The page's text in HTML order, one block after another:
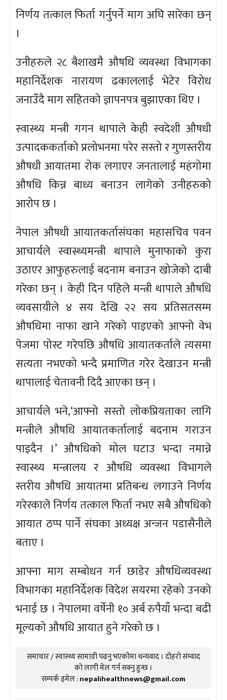
निर्णय तत्काल फिर्ता गर्नुपर्ने माग अघि सारेका छन्
।
उनीहरुले २८ बैशाखमै औषधि व्यवस्था विभागका
महानिर्देशक नारायण ढकाललाई भेटेर विरोध
जनाउँदै माग सहितको ज्ञापनपत्र बुझाएका थिए ।
स्वास्थ्य मन्त्री गगन थापाले केही स्वदेशी औषधी
उत्पादककर्ताको प्रलोभनमा परेर सस्तो र गुणस्तरीय
औषधी आयातमा रोक लगाएर जनतालाई महंगोमा
औषधि किन्न बाध्य बनाउन लागेको उनीहरुको
आरोप छ ।
नेपाल औषधी आयातकर्तासंघका महासचिव पवन
आचार्यले स्वास्थ्यमन्त्री थापाले मुनाफाको कुरा
उठाएर आफुहरुलाई बदनाम बनाउन खोजेको दाबी
गरेका छन् । केही दिन पहिले मन्त्री थापाले औषधि
व्यवसायीले ४ सय देखि २२ सय प्रतिसतसम्म
औषधिमा नाफा खाने गरेको पाइएको आफ्नो वेभ
पेजमा पोस्ट गरेपछि औषधि आयातकर्ताले त्यसमा
सत्यता नभएको भन्दै प्रमाणित गरेर देखाउन मन्त्री
थापालाई चेतावनी दिदै आएका छन् ।
आचार्यले भने,‘आफ्नो सस्तो लोकप्रियताका लागि
मन्त्रीले औषधि आयातकर्तालाई बदनाम गराउन
पाइदैन ।’ औषधिको मोल घटाउ भन्दा नमान्ने
स्वास्थ्य मन्त्रालय र औषधि व्यवस्था विभागले
स्तरीय औषधि आयातमा प्रतिबन्ध लगाउने निर्णय
गरेरकाले निर्णय तत्काल फिर्ता नभए सबै औषधिको
आयात ठप्प पार्ने संघका अध्यक्ष अन्जन पडासैनीले
बताए ।
आफ्ना माग सम्बोधन गर्न छाडेर औषधिव्यवस्था
विभागका महानिर्देशक विदेश सयरमा रहेको उनको
भनाई छ । नेपालमा वर्षेनी १० अर्ब रुपैयाँ भन्दा बढी
मूल्यको औषधि आयात हुने गरेको छ ।
समाचार / स्वास्थ्य सामाग्री पढनु भएकोमा धन्यवाद । दोहरो संम्वाद
को लागी मेल गर्न सक्नु हुन्छ ।
सम्पर्क इमेल :nepalihealthnews@gmail.com